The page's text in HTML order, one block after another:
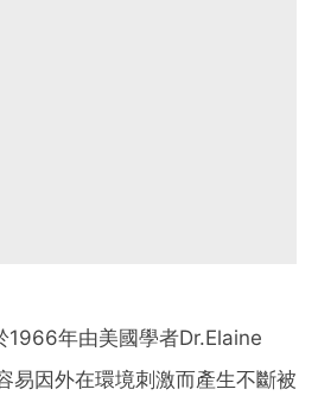
1966年由美國學者Dr.Elaine
易因外在環境刺激而產生不斷被